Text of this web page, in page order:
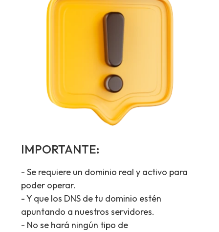
IMPORTANTE:
- Se requiere un dominio real y activo para
poder operar.
- Y que los DNS de tu dominio estén
apuntando a nuestros servidores.
- No se hará ningún tipo de